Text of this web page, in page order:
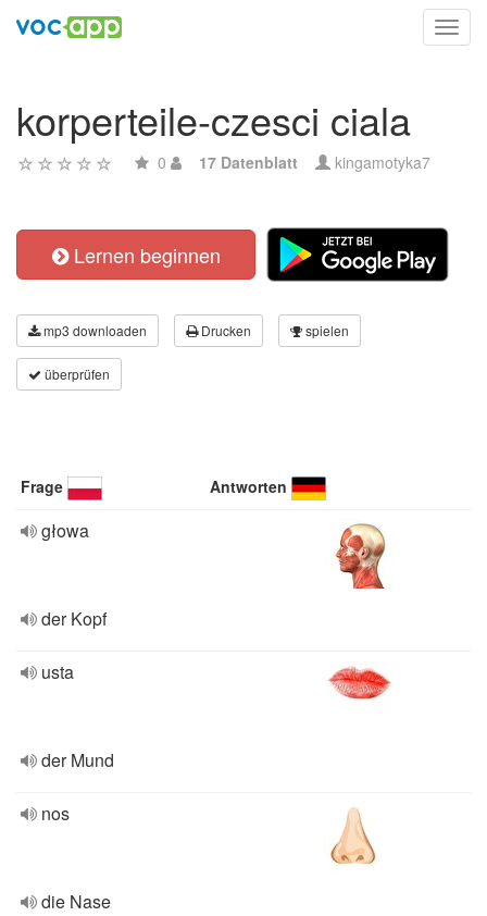
korperteile-czesci ciala
0 17 Datenblatt kingamotyka7
Lernen beginnen
mp3 downloaden Drucken spielen
überprüfen
Frage Antworten
głowa
der Kopf
usta
der Mund
nos
die Nase